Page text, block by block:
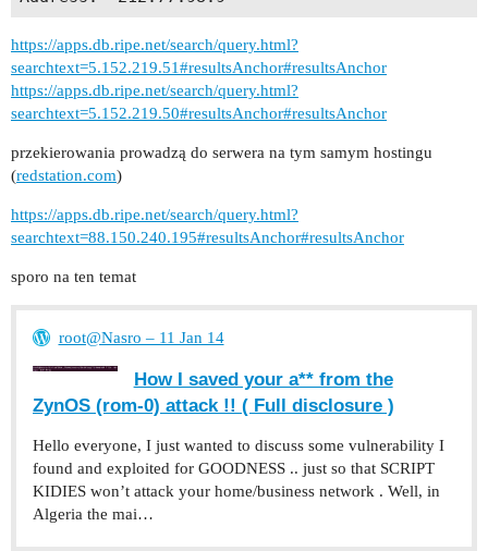
https://apps.db.ripe.net/search/query.html?
searchtext=5.152.219.51#resultsAnchor#resultsAnchor
https://apps.db.ripe.net/search/query.html?
searchtext=5.152.219.50#resultsAnchor#resultsAnchor
przekierowania prowadzą do serwera na tym samym hostingu
(redstation.com)
https://apps.db.ripe.net/search/query.html?
searchtext=88.150.240.195#resultsAnchor#resultsAnchor
sporo na ten temat
root@Nasro – 11 Jan 14
How I saved your a** from the
ZynOS (rom-0) attack !! ( Full disclosure )
Hello everyone, I just wanted to discuss some vulnerability I
found and exploited for GOODNESS .. just so that SCRIPT
KIDIES won’t attack your home/business network . Well, in
Algeria the mai…